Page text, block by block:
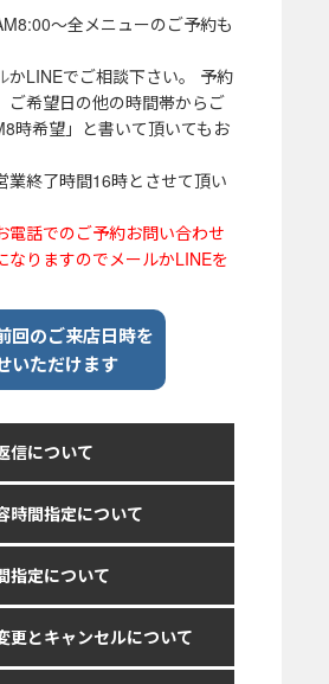
～全メニューのご予約も
かLINEでご相談下さい。 予約
ご希望日の他の時間帯からご
時希望」と書いて頂いてもお
業終了時間16時とさせて頂い
電話でのご予約お問い合わせ
なりますのでメールかLINEを
回のご来店日時を
いただけます
信について
時間指定について
指定について
更とキャンセルについて